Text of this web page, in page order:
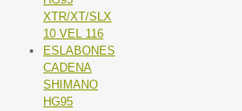
CADENA
SHIMANO
HG95